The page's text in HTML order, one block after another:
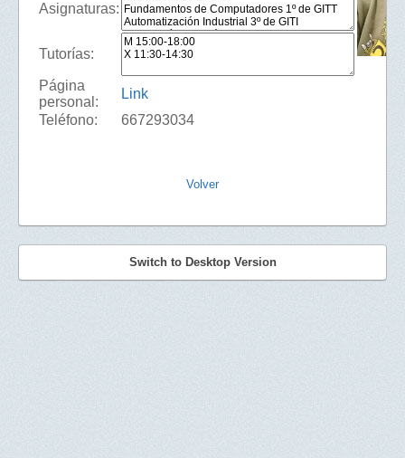
Asignaturas:
Tutorías:
Página
personal:
Link
Teléfono:
667293034
Volver
Switch to Desktop Version